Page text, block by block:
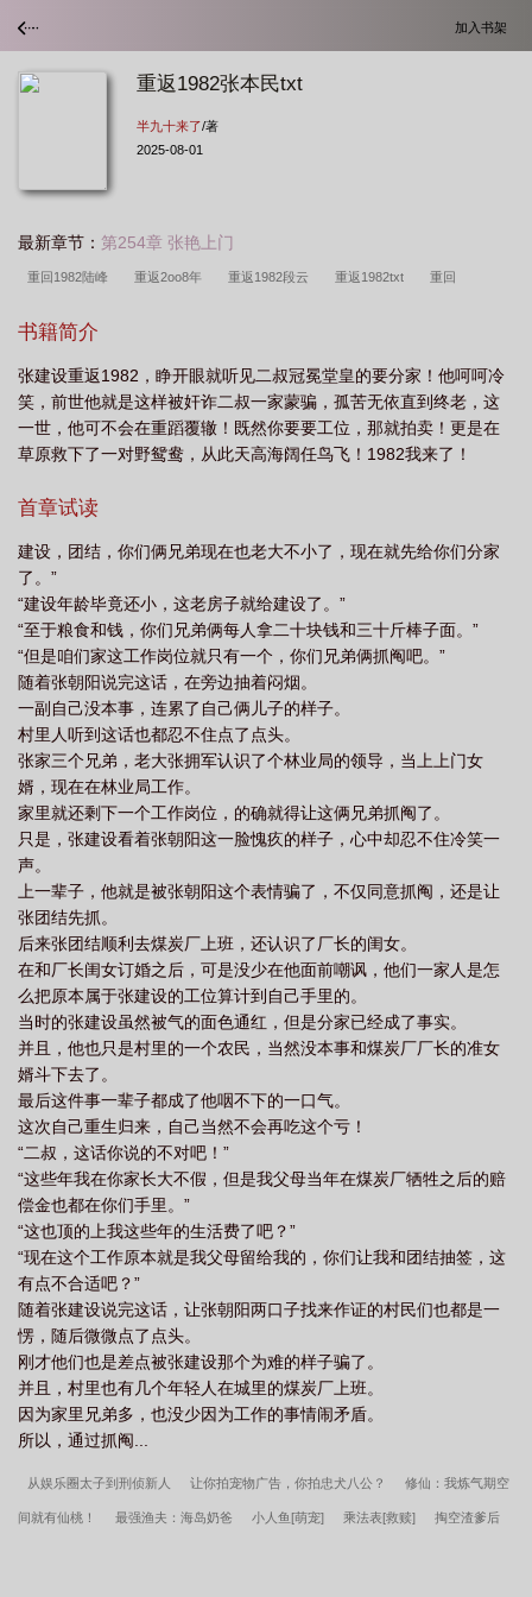
加入书架
重返1982张本民txt
半九十来了/著
2025-08-01
最新章节： 第254章 张艳上门
重回1982陆峰 重返2oo8年 重返1982段云 重返1982txt 重回
泽 重返1982 最新章节 无弹窗
市 重回1982全本免费阅读 重返1982陆峰 重回1982分家我先富无防
盗 重回1982分田到户我先富篱笆文学 重返1982张本民txt 重返1982张
峰 重返1981从分家开始笔趣 重回1982分田到户我先富在线阅读 重返1982
读 重返1982
读 重回1982叶 重回1982writin
书籍简介
张建设重返1982，睁开眼就听见二叔冠冕堂皇的要分家！他呵呵冷
笑，前世他就是这样被奸诈二叔一家蒙骗，孤苦无依直到终老，这
一世，他可不会在重蹈覆辙！既然你要要工位，那就拍卖！更是在
草原救下了一对野鸳鸯，从此天高海阔任鸟飞！1982我来了！
首章试读
建设，团结，你们俩兄弟现在也老大不小了，现在就先给你们分家
了。”
“建设年龄毕竟还小，这老房子就给建设了。”
“至于粮食和钱，你们兄弟俩每人拿二十块钱和三十斤棒子面。”
“但是咱们家这工作岗位就只有一个，你们兄弟俩抓阄吧。”
随着张朝阳说完这话，在旁边抽着闷烟。
一副自己没本事，连累了自己俩儿子的样子。
村里人听到这话也都忍不住点了点头。
张家三个兄弟，老大张拥军认识了个林业局的领导，当上上门女
婿，现在在林业局工作。
家里就还剩下一个工作岗位，的确就得让这俩兄弟抓阄了。
只是，张建设看着张朝阳这一脸愧疚的样子，心中却忍不住冷笑一
声。
上一辈子，他就是被张朝阳这个表情骗了，不仅同意抓阄，还是让
张团结先抓。
后来张团结顺利去煤炭厂上班，还认识了厂长的闺女。
在和厂长闺女订婚之后，可是没少在他面前嘲讽，他们一家人是怎
么把原本属于张建设的工位算计到自己手里的。
当时的张建设虽然被气的面色通红，但是分家已经成了事实。
并且，他也只是村里的一个农民，当然没本事和煤炭厂厂长的准女
婿斗下去了。
最后这件事一辈子都成了他咽不下的一口气。
这次自己重生归来，自己当然不会再吃这个亏！
“二叔，这话你说的不对吧！”
“这些年我在你家长大不假，但是我父母当年在煤炭厂牺牲之后的赔
偿金也都在你们手里。”
“这也顶的上我这些年的生活费了吧？”
“现在这个工作原本就是我父母留给我的，你们让我和团结抽签，这
有点不合适吧？”
随着张建设说完这话，让张朝阳两口子找来作证的村民们也都是一
愣，随后微微点了点头。
刚才他们也是差点被张建设那个为难的样子骗了。
并且，村里也有几个年轻人在城里的煤炭厂上班。
因为家里兄弟多，也没少因为工作的事情闹矛盾。
所以，通过抓阄...
从娱乐圈太子到刑侦新人 让你拍宠物广告，你拍忠犬八公？ 修仙：我炼气期空
间就有仙桃！ 最强渔夫：海岛奶爸 小人鱼[萌宠] 乘法表[救赎] 掏空渣爹后